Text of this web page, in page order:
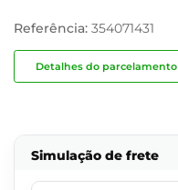
Referência: 354071431
Detalhes do parcelamento
Simulação de frete